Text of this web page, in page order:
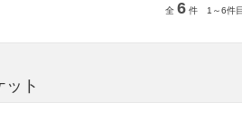
全 6 件 1～6件目
ト